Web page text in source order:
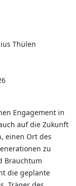
Thülen
Engagement in
auf die Zukunft
einen Ort des
zu
Brauchtum
die geplante